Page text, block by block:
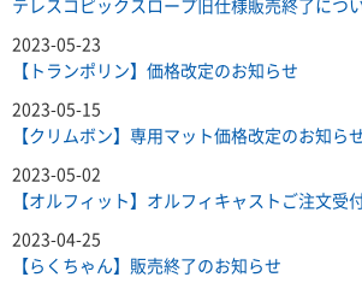
テレスコピックスロープ旧仕様販売終了につ
2023-05-23
【トランポリン】価格改定のお知らせ
2023-05-15
【クリムボン】専用マット価格改定のお知ら
2023-05-02
【オルフィット】オルフィキャストご注文受
2023-04-25
【らくちゃん】販売終了のお知らせ